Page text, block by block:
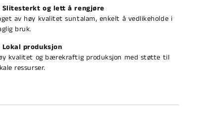
Slitesterkt og lett å rengjøre
av høy kvalitet suntalam, enkelt å vedlikeholde i
bruk.
Lokal produksjon
kvalitet og bærekraftig produksjon med støtte til
ressurser.